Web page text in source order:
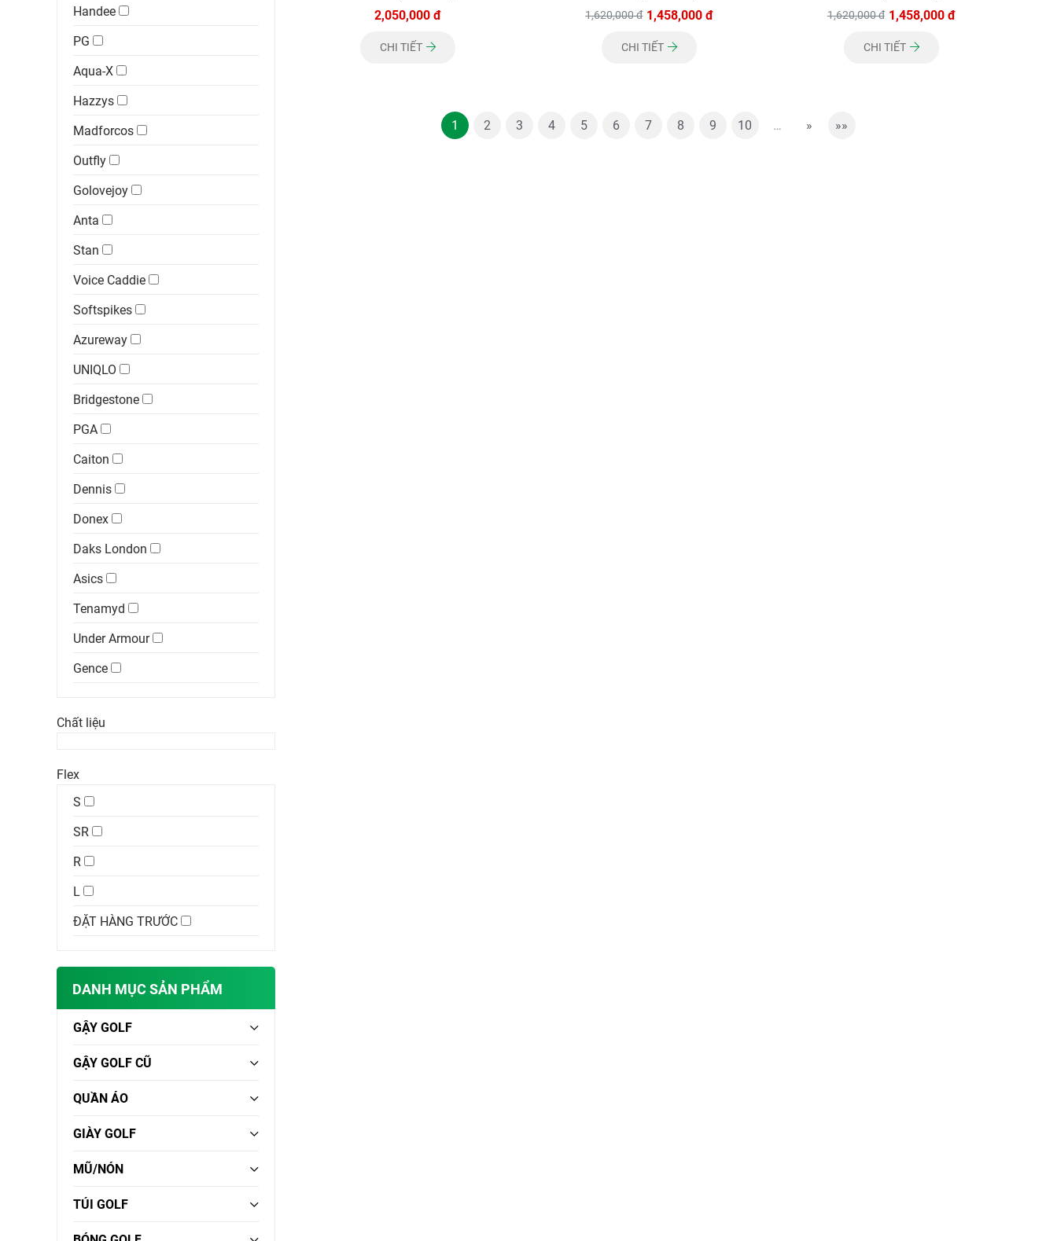
Handee
PG
Aqua-X
Hazzys
Madforcos
Outfly
Golovejoy
Anta
Stan
Voice Caddie
Softspikes
Azureway
UNIQLO
Bridgestone
PGA
Caiton
Dennis
Donex
Daks London
Asics
Tenamyd
Under Armour
Gence
Chất liệu
Flex
S
SR
R
L
ĐẶT HÀNG TRƯỚC
DANH MỤC SẢN PHẨM
GẬY GOLF
GẬY GOLF CŨ
QUẦN ÁO
GIÀY GOLF
MŨ/NÓN
TÚI GOLF
2,050,000 đ
CHI TIẾT
1,620,000 đ 1,458,000 đ
CHI TIẾT
1,620,000 đ 1,458,000 đ
CHI TIẾT
1 2 3 4 5 6 7 8 9 10 … » »»